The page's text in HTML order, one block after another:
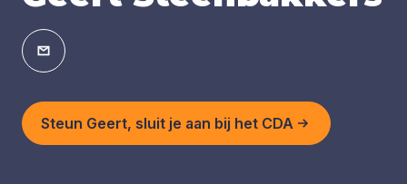
Steun Geert, sluit je aan bij het CDA